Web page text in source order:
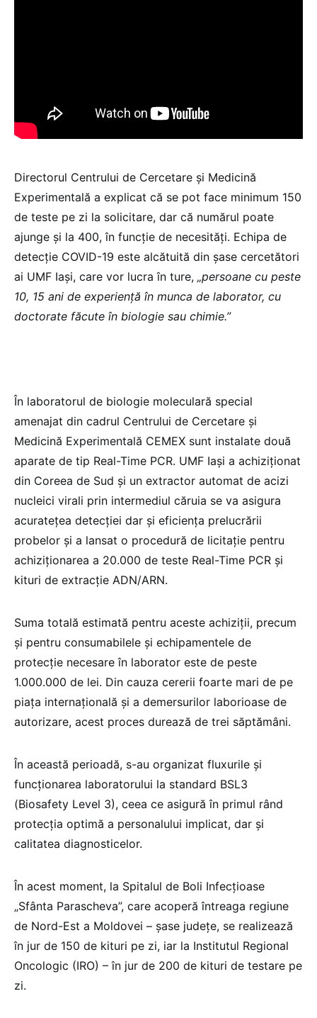
Directorul Centrului de Cercetare și Medicină
Experimentală a explicat că se pot face minimum 150
de teste pe zi la solicitare, dar că numărul poate
ajunge și la 400, în funcție de necesități. Echipa de
detecție COVID-19 este alcătuită din șase cercetători
ai UMF Iași, care vor lucra în ture, „persoane cu peste
10, 15 ani de experiență în munca de laborator, cu
doctorate făcute în biologie sau chimie.”
În laboratorul de biologie moleculară special
amenajat din cadrul Centrului de Cercetare și
Medicină Experimentală CEMEX sunt instalate două
aparate de tip Real-Time PCR. UMF Iași a achiziţionat
din Coreea de Sud și un extractor automat de acizi
nucleici virali prin intermediul căruia se va asigura
acuratețea detecției dar și eficiența prelucrării
probelor și a lansat o procedură de licitaţie pentru
achiziţionarea a 20.000 de teste Real-Time PCR și
kituri de extracție ADN/ARN.
Suma totală estimată pentru aceste achiziții, precum
și pentru consumabilele și echipamentele de
protecție necesare în laborator este de peste
1.000.000 de lei. Din cauza cererii foarte mari de pe
piața internațională și a demersurilor laborioase de
autorizare, acest proces durează de trei săptămâni.
În această perioadă, s-au organizat fluxurile și
funcționarea laboratorului la standard BSL3
(Biosafety Level 3), ceea ce asigură în primul rând
protecția optimă a personalului implicat, dar și
calitatea diagnosticelor.
În acest moment, la Spitalul de Boli Infecțioase
„Sfânta Parascheva”, care acoperă întreaga regiune
de Nord-Est a Moldovei – șase județe, se realizează
în jur de 150 de kituri pe zi, iar la Institutul Regional
Oncologic (IRO) – în jur de 200 de kituri de testare pe
zi.